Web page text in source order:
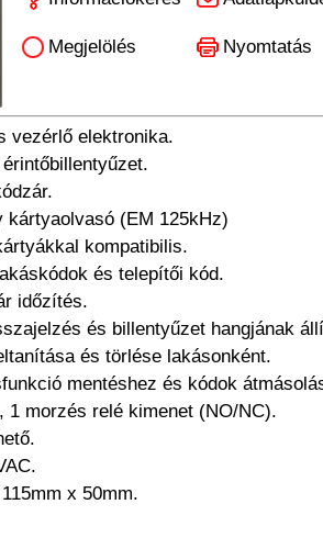
Megjelölés Nyomtatás
vezérlő elektronika.
kártyaolvasó (EM 125kHz)
kompatibilis.
és telepítői kód.
időzítés.
és billentyűzet hangjának
és törlése lakásonként.
mentéshez és kódok
1 morzés relé kimenet (NO/NC).
x 50mm.